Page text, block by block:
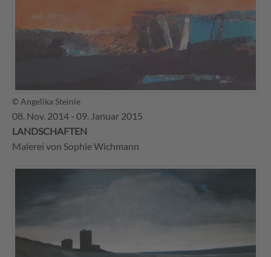
© Angelika Steinle
08. Nov. 2014 - 09. Januar 2015
LANDSCHAFTEN
Malerei von Sophie Wichmann